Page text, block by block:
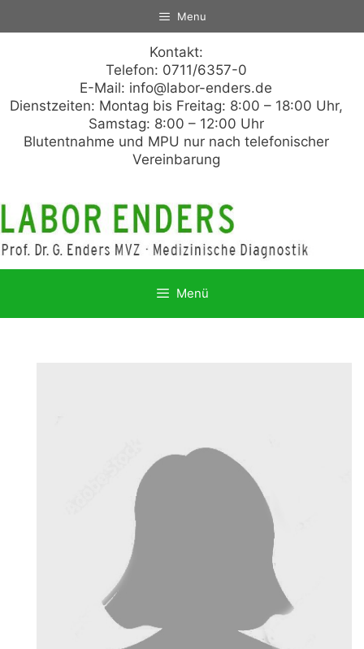
Menu
Kontakt:
Telefon: 0711/6357-0
E-Mail: info@labor-enders.de
Dienstzeiten: Montag bis Freitag: 8:00 – 18:00 Uhr,
Samstag: 8:00 – 12:00 Uhr
Blutentnahme und MPU nur nach telefonischer
Vereinbarung
Menü